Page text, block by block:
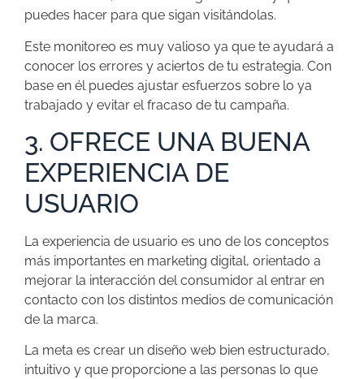
puedes hacer para que sigan visitándolas.
Este monitoreo es muy valioso ya que te ayudará a
conocer los errores y aciertos de tu estrategia. Con
base en él puedes ajustar esfuerzos sobre lo ya
trabajado y evitar el fracaso de tu campaña.
3. OFRECE UNA BUENA
EXPERIENCIA DE
USUARIO
La experiencia de usuario es uno de los conceptos
más importantes en marketing digital, orientado a
mejorar la interacción del consumidor al entrar en
contacto con los distintos medios de comunicación
de la marca.
La meta es crear un diseño web bien estructurado,
intuitivo y que proporcione a las personas lo que